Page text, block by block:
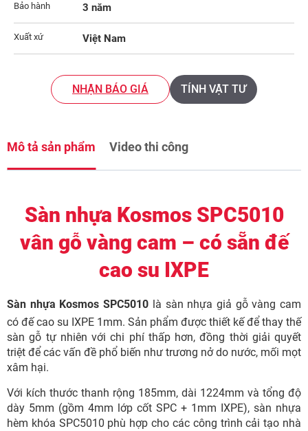
Bảo hành 3 năm
Xuất xứ Việt Nam
NHẬN BÁO GIÁ TÍNH VẬT TƯ
Mô tả sản phẩm Video thi công
Sàn nhựa Kosmos SPC5010
vân gỗ vàng cam – có sẵn đế
cao su IXPE
Sàn nhựa Kosmos SPC5010 là sàn nhựa giả gỗ vàng cam
có đế cao su IXPE 1mm. Sản phẩm được thiết kế để thay thế
sàn gỗ tự nhiên với chi phí thấp hơn, đồng thời giải quyết
triệt để các vấn đề phổ biến như trương nở do nước, mối mọt
xâm hại.
Với kích thước thanh rộng 185mm, dài 1224mm và tổng độ
dày 5mm (gồm 4mm lớp cốt SPC + 1mm IXPE), sàn nhựa
hèm khóa SPC5010 phù hợp cho các công trình cải tạo nhà